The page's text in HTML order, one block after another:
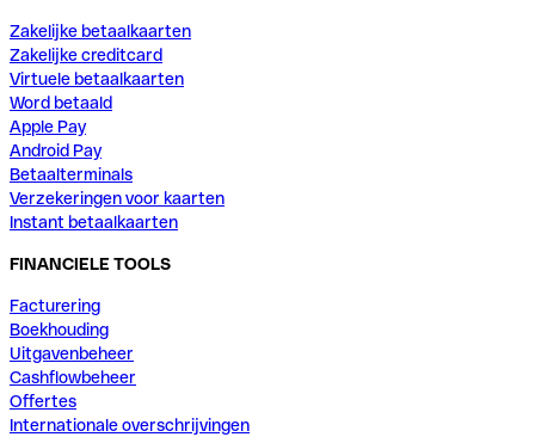
Zakelijke betaalkaarten
Zakelijke creditcard
Virtuele betaalkaarten
Word betaald
Apple Pay
Android Pay
Betaalterminals
Verzekeringen voor kaarten
Instant betaalkaarten
FINANCIELE TOOLS
Facturering
Boekhouding
Uitgavenbeheer
Cashflowbeheer
Offertes
Internationale overschrijvingen